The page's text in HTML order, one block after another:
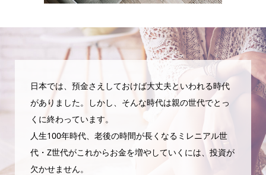
日本では、預金さえしておけば大丈夫といわれる時代
がありました。しかし、そんな時代は親の世代でとっ
くに終わっています。
人生100年時代、老後の時間が長くなるミレニアル世
代・Z世代がこれからお金を増やしていくには、投資が
欠かせません。